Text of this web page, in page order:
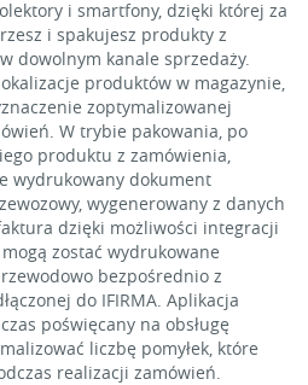
i smartfony, dzięki której za
i spakujesz produkty z
dowolnym kanale sprzedaży.
produktów w magazynie,
zoptymalizowanej
W trybie pakowania, po
produktu z zamówienia,
wydrukowany dokument
wygenerowany z danych
dzięki możliwości integracji
zostać wydrukowane
bezpośrednio z
do IFIRMA. Aplikacja
poświęcany na obsługę
liczbę pomyłek, które
realizacji zamówień.